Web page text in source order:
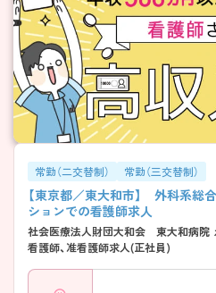
常勤（二交替制） 常勤（三交替制）
【東京都／東大和市】 外科系総
ションでの看護師求人
社会医療法人財団大和会 東大和病院
看護師、准看護師求人(正社員)